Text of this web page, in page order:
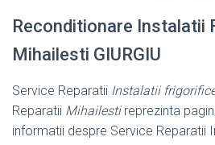
Reconditionare Instalatii
Mihailesti GIURGIU
Service Reparatii Instalatii
Reparatii Mihailestireprezinta
informatii despre Service Reparatii